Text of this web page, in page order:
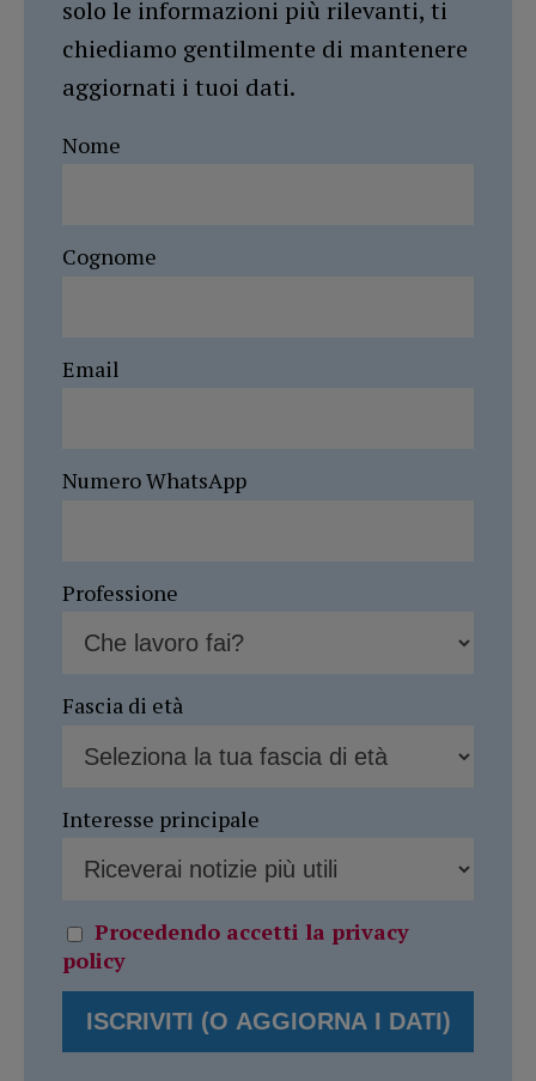
solo le informazioni più rilevanti, ti
chiediamo gentilmente di mantenere
aggiornati i tuoi dati.
Nome
Cognome
Email
Numero WhatsApp
Professione
Fascia di età
Interesse principale
Procedendo accetti la privacy
policy